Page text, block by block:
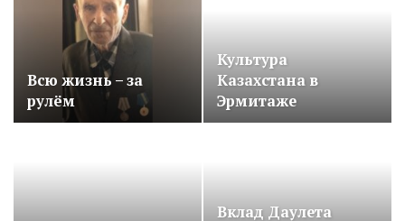
Всю жизнь – за
рулём
Культура
Казахстана в
Эрмитаже
Вклад Даулета